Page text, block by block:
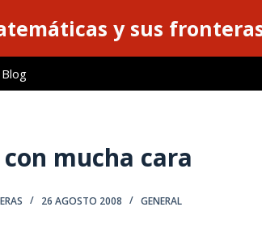
y sus
mucha cara
26 AGOSTO 2008 GENERAL